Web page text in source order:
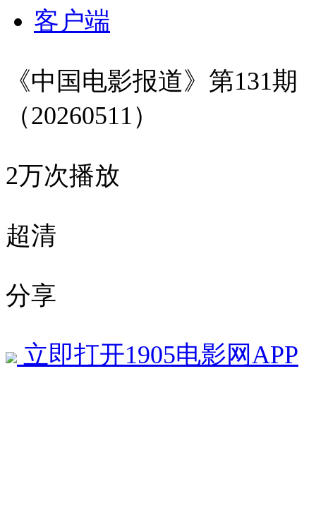
客户端
《中国电影报道》第131期
（20260511）
2万次播放
超清
分享
立即打开1905电影网APP